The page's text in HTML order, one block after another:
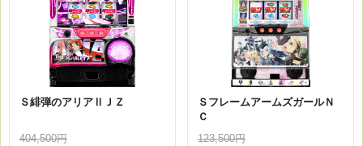
Ｓ緋弾のアリアⅡＪＺ
404,500円
ＳフレームアームズガールＮ
Ｃ
123,500円